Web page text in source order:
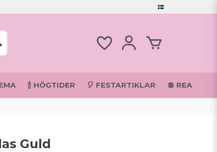
🍾 HÖGTIDER 🎈 FESTARTIKLAR 💲 REA
Guld